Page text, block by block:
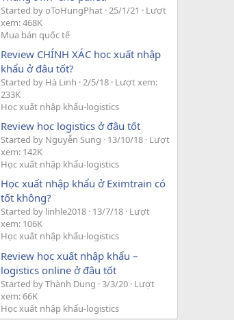
Started by oToHungPhat 25/1/21
Lượt
xem: 468K
Mua bán quốc tế
Review CHÍNH XÁC học xuất nhập
khẩu ở đâu tốt?
Started by Hà Linh 2/5/18 Lượt xem:
233K
Học xuất nhập khẩu-logistics
Review học logistics ở đâu tốt
Started by Nguyễn Sung 13/10/18 Lượt
xem: 142K
Học xuất nhập khẩu-logistics
Học xuất nhập khẩu ở Eximtrain có
tốt không?
Started by linhle2018 13/7/18 Lượt
xem: 106K
Học xuất nhập khẩu-logistics
Review học xuất nhập khẩu –
logistics online ở đâu tốt
Started by Thành Dung 3/3/20 Lượt
xem: 66K
Học xuất nhập khẩu-logistics